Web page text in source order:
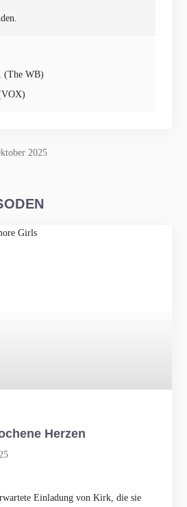
(The WB)
2025
Herzen
Einladung von Kirk, die sie